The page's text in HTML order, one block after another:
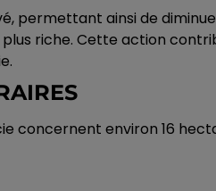
permettant ainsi de
riche. Cette action
concernent environ 16